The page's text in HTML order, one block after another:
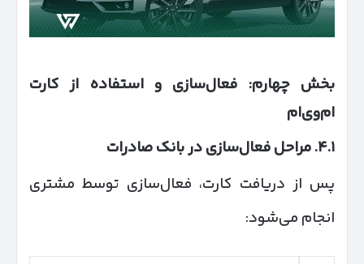
بخش چهارم: فعال‌سازی و استفاده از کارت
ام‌وی‌ام
۴.۱.مراحل فعال‌سازی در بانک صادرات
پس از دریافت کارت، فعال‌سازی توسط مشتری
انجام می‌شود: